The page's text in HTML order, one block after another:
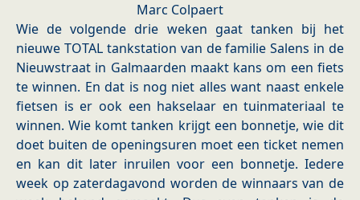
Marc Colpaert
Wie de volgende drie weken gaat tanken bij het
nieuwe TOTAL tankstation van de familie Salens in de
Nieuwstraat in Galmaarden maakt kans om een fiets
te winnen. En dat is nog niet alles want naast enkele
fietsen is er ook een hakselaar en tuinmateriaal te
winnen. Wie komt tanken krijgt een bonnetje, wie dit
doet buiten de openingsuren moet een ticket nemen
en kan dit later inruilen voor een bonnetje. Iedere
week op zaterdagavond worden de winnaars van de